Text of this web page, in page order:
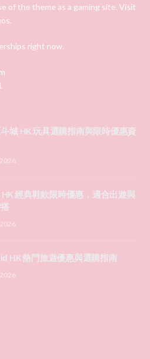
of the theme as a gaming site. Visit
right now.
城 HK 玩具選購指南與限時優惠資
經典鞋款限時優惠，適合出遊與
HK 熱門旅遊優惠與選購指南